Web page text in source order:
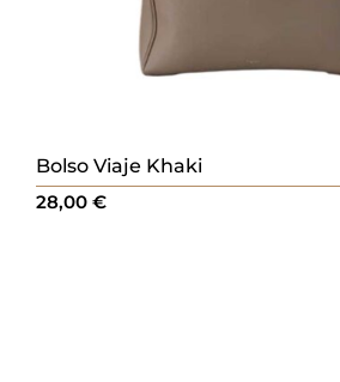
Bolso Viaje Khaki
28,00€